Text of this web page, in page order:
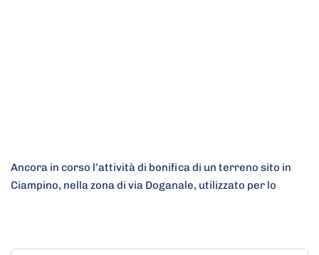
Ancora in corso l’attività di bonifica di un terreno sito in
Ciampino, nella zona di via Doganale, utilizzato per lo